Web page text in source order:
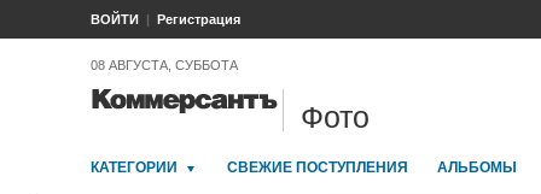
ВОЙТИ Регистрация
08 АВГУСТА, СУББОТА
Фото
КАТЕГОРИИ СВЕЖИЕ ПОСТУПЛЕНИЯ АЛЬБОМЫ